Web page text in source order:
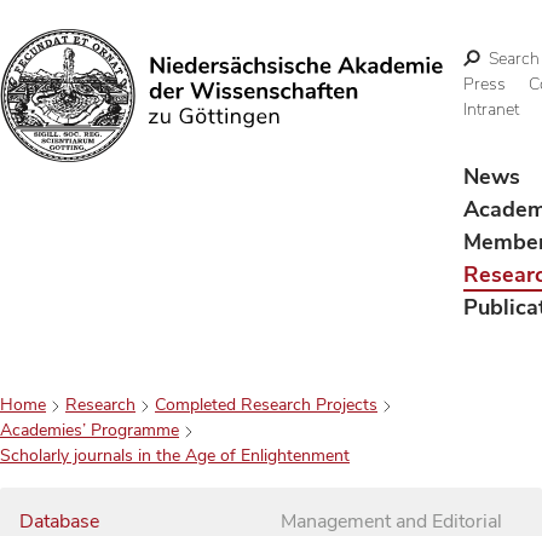
Search
Search
Press
Intranet
News
Home Research
Completed Research Projects
Academies’ Programme
Scholarly journals in the Age of Enlightenment
Database
Management and Editorial